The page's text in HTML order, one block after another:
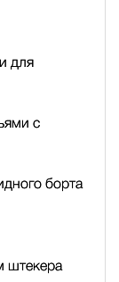
для
с
борта
штекера